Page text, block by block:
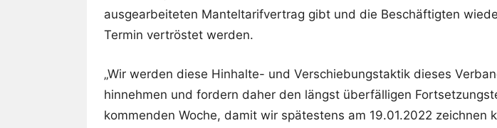
ausgearbeiteten Manteltarifvertrag gibt und die Beschäftigten
Termin vertröstet werden.
„Wir werden diese Hinhalte- und Verschiebungstaktik dieses
hinnehmen und fordern daher den längst überfälligen
kommenden Woche, damit wir spätestens am 19.01.2022 zeichnen